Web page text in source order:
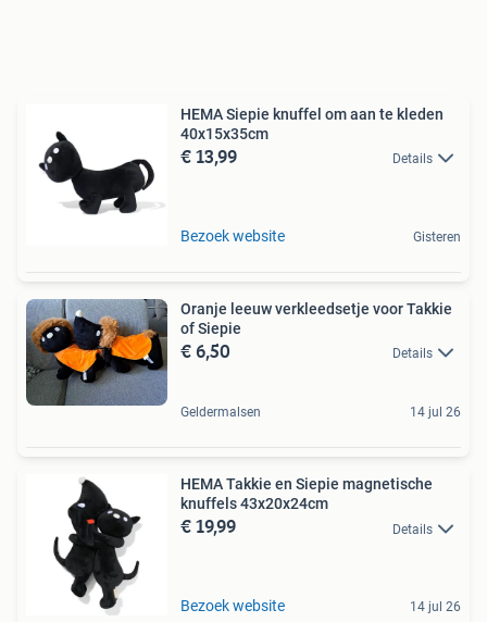
HEMA Siepie knuffel om aan te kleden
40x15x35cm
€ 13,99 Details
Bezoek website Gisteren
Oranje leeuw verkleedsetje voor Takkie
of Siepie
€ 6,50 Details
Geldermalsen 14 jul 26
HEMA Takkie en Siepie magnetische
knuffels 43x20x24cm
€ 19,99 Details
Bezoek website 14 jul 26